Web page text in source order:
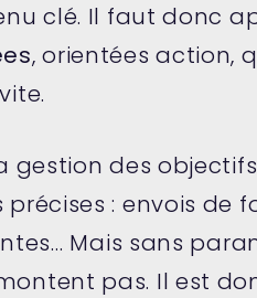
clé. Il faut donc
, orientées action,
des
: envois de
Mais sans
pas. Il est